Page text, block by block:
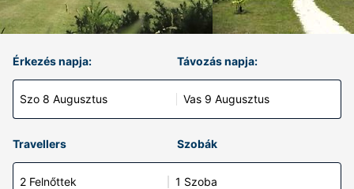
Érkezés napja:
Szo 8 Augusztus
Távozás napja:
Vas 9 Augusztus
Travellers Szobák
2 Felnőttek 1 Szoba